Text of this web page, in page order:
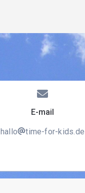
E-mail
hallo time-for-kids.de